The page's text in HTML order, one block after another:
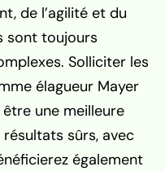
de l’agilité et du
sont toujours
Solliciter les
élagueur Mayer
être une meilleure
résultats sûrs, avec
également